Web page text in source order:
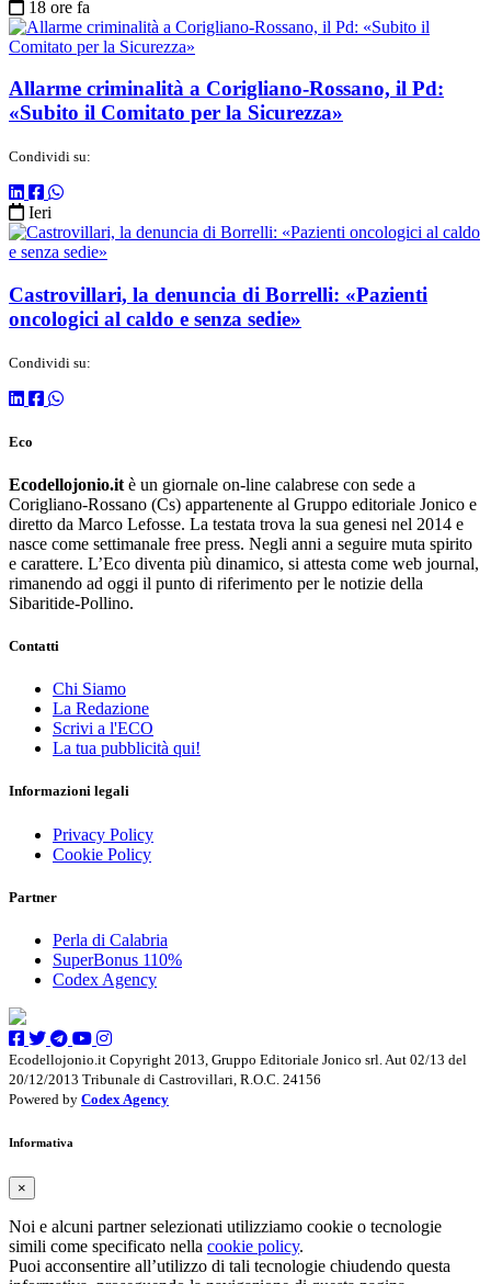
18 ore fa
Allarme criminalità a Corigliano-Rossano, il Pd:
«Subito il Comitato per la Sicurezza»
Condividi su:
Ieri
Castrovillari, la denuncia di Borrelli: «Pazienti
oncologici al caldo e senza sedie»
Condividi su:
Eco
Ecodellojonio.it è un giornale on-line calabrese con sede a
Corigliano-Rossano (Cs) appartenente al Gruppo editoriale Jonico e
diretto da Marco Lefosse. La testata trova la sua genesi nel 2014 e
nasce come settimanale free press. Negli anni a seguire muta spirito
e carattere. L’Eco diventa più dinamico, si attesta come web journal,
rimanendo ad oggi il punto di riferimento per le notizie della
Sibaritide-Pollino.
Contatti
Chi Siamo
La Redazione
Scrivi a l'ECO
La tua pubblicità qui!
Informazioni legali
Privacy Policy
Cookie Policy
Partner
Perla di Calabria
SuperBonus 110%
Codex Agency
Ecodellojonio.it Copyright 2013, Gruppo Editoriale Jonico srl. Aut 02/13 del
20/12/2013 Tribunale di Castrovillari, R.O.C. 24156
Powered by Codex Agency
Informativa
×
Noi e alcuni partner selezionati utilizziamo cookie o tecnologie
simili come specificato nella cookie policy.
Puoi acconsentire all’utilizzo di tali tecnologie chiudendo questa